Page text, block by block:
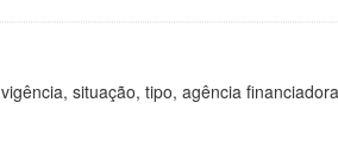
situação, tipo, agência